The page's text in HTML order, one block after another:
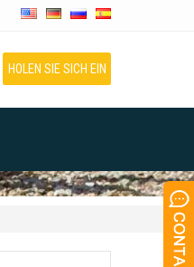
HOLEN SIE SICH EIN